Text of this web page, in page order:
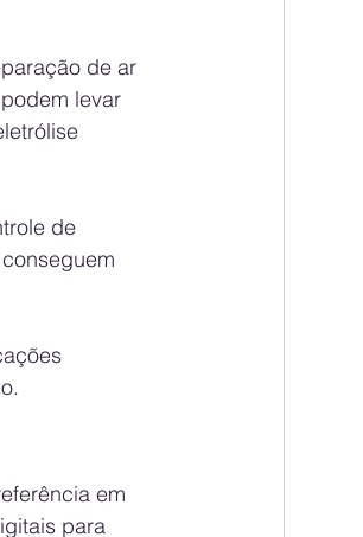
de ar
levar
de
em
para